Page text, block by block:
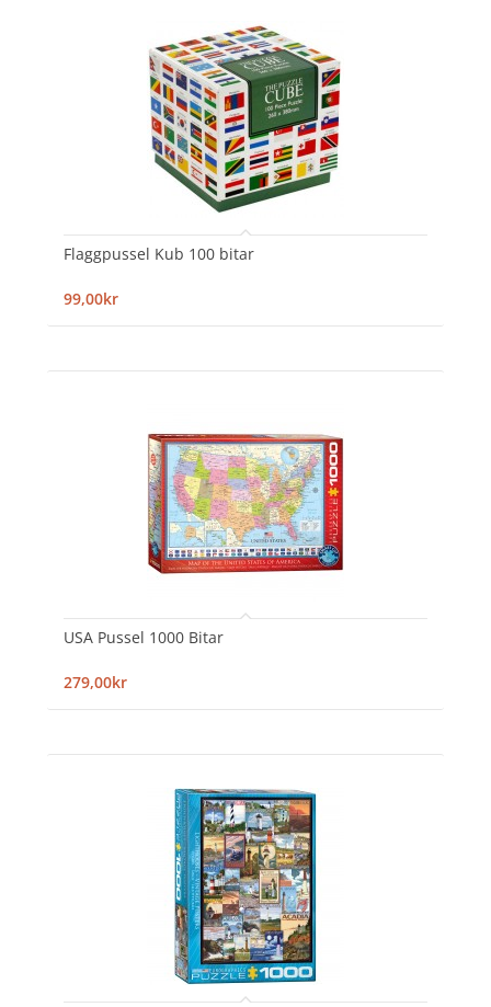
Flaggpussel Kub 100 bitar
99,00kr
USA Pussel 1000 Bitar
279,00kr